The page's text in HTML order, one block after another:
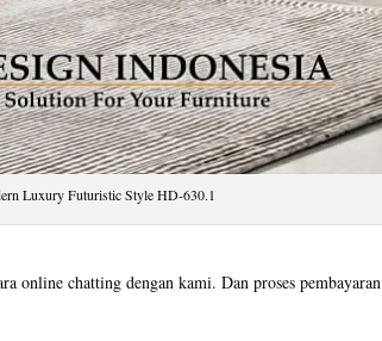
Luxury Futuristic Style HD-630.1
online chatting dengan kami. Dan proses